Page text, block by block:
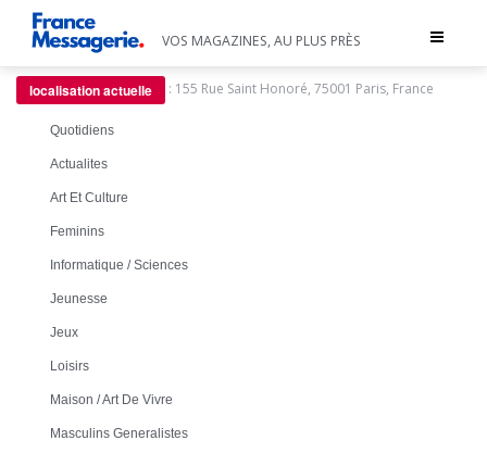
Toggle
VOS MAGAZINES, AU PLUS PRÈS
localisation actuelle : 155 Rue Saint Honoré, 75001 Paris, France
Quotidiens
Actualites
Art Et Culture
Feminins
Informatique / Sciences
Jeunesse
Jeux
Loisirs
Maison / Art De Vivre
Masculins Generalistes